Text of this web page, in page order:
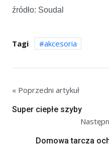
źródło: Soudal
Tagi akcesoria
« Poprzedni artykuł
Super ciepłe szyby
Domowa tarcza